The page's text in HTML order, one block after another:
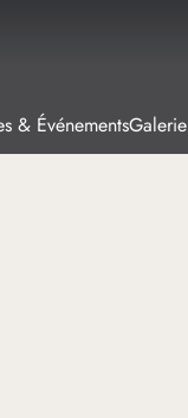
& ÉvénementsGalerie